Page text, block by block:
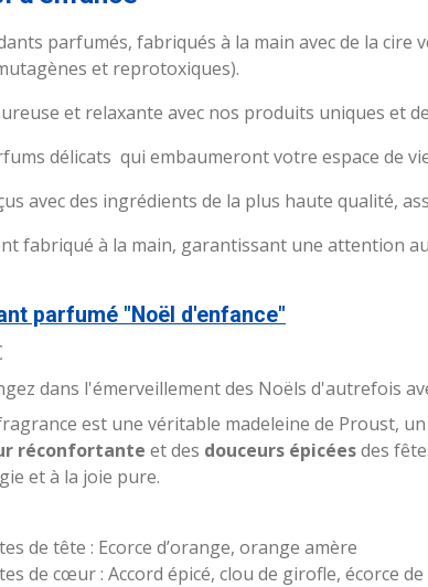
parfumés, fabriqués à la main avec de la cire
et reprotoxiques).
et relaxante avec nos produits uniques et
délicats qui embaumeront votre espace de
avec des ingrédients de la plus haute qualité,
fabriqué à la main, garantissant une attention
parfumé "Noël d'enfance"
dans l'émerveillement des Noëls d'autrefois
est une véritable madeleine de Proust,
réconfortante et des douceurs épicéesdes
et à la joie pure.
de tête : Ecorce d’orange, orange amère
de cœur : Accord épicé, clou de girofle, écorce de